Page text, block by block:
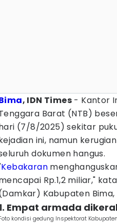
, IDN Times - Kantor
Barat (NTB)
(7/8/2025) sekitar
ini, namun
dokumen hangus.
Kebakaran
Rp.1,2 miliar,"
Kabupaten Bima,
Empat armada
kondisi gedung Inspektorat